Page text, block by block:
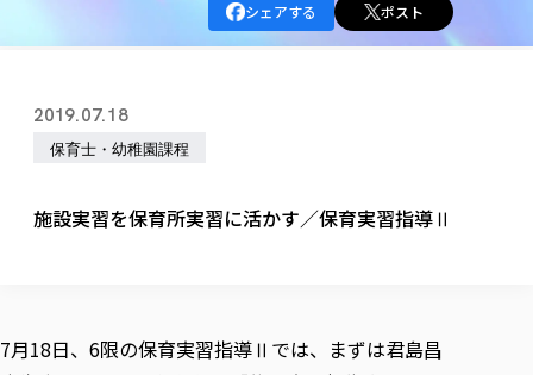
建学の精神・教育の理念
教育方針
大学の概要
大学の歩み
寄附の受け入れ
大学の取り組み
社会連携・研究
一般事業主行動計画
情報公開
中期事業計画
学部・大学院TOP
総合福祉学部
福祉心理学科
共生まちづくり学部
教育学部
保健看護学科
産業福祉マネジメント学科
デジタルパンフ
オープンキャンパス
東北福祉大学のキャリアサポート
シェアする ポスト
2019.07.18
保育士・幼稚園課程
施設実習を保育所実習に活かす／保育実習指導Ⅱ
7月18日、6限の保育実習指導Ⅱでは、まずは君島昌